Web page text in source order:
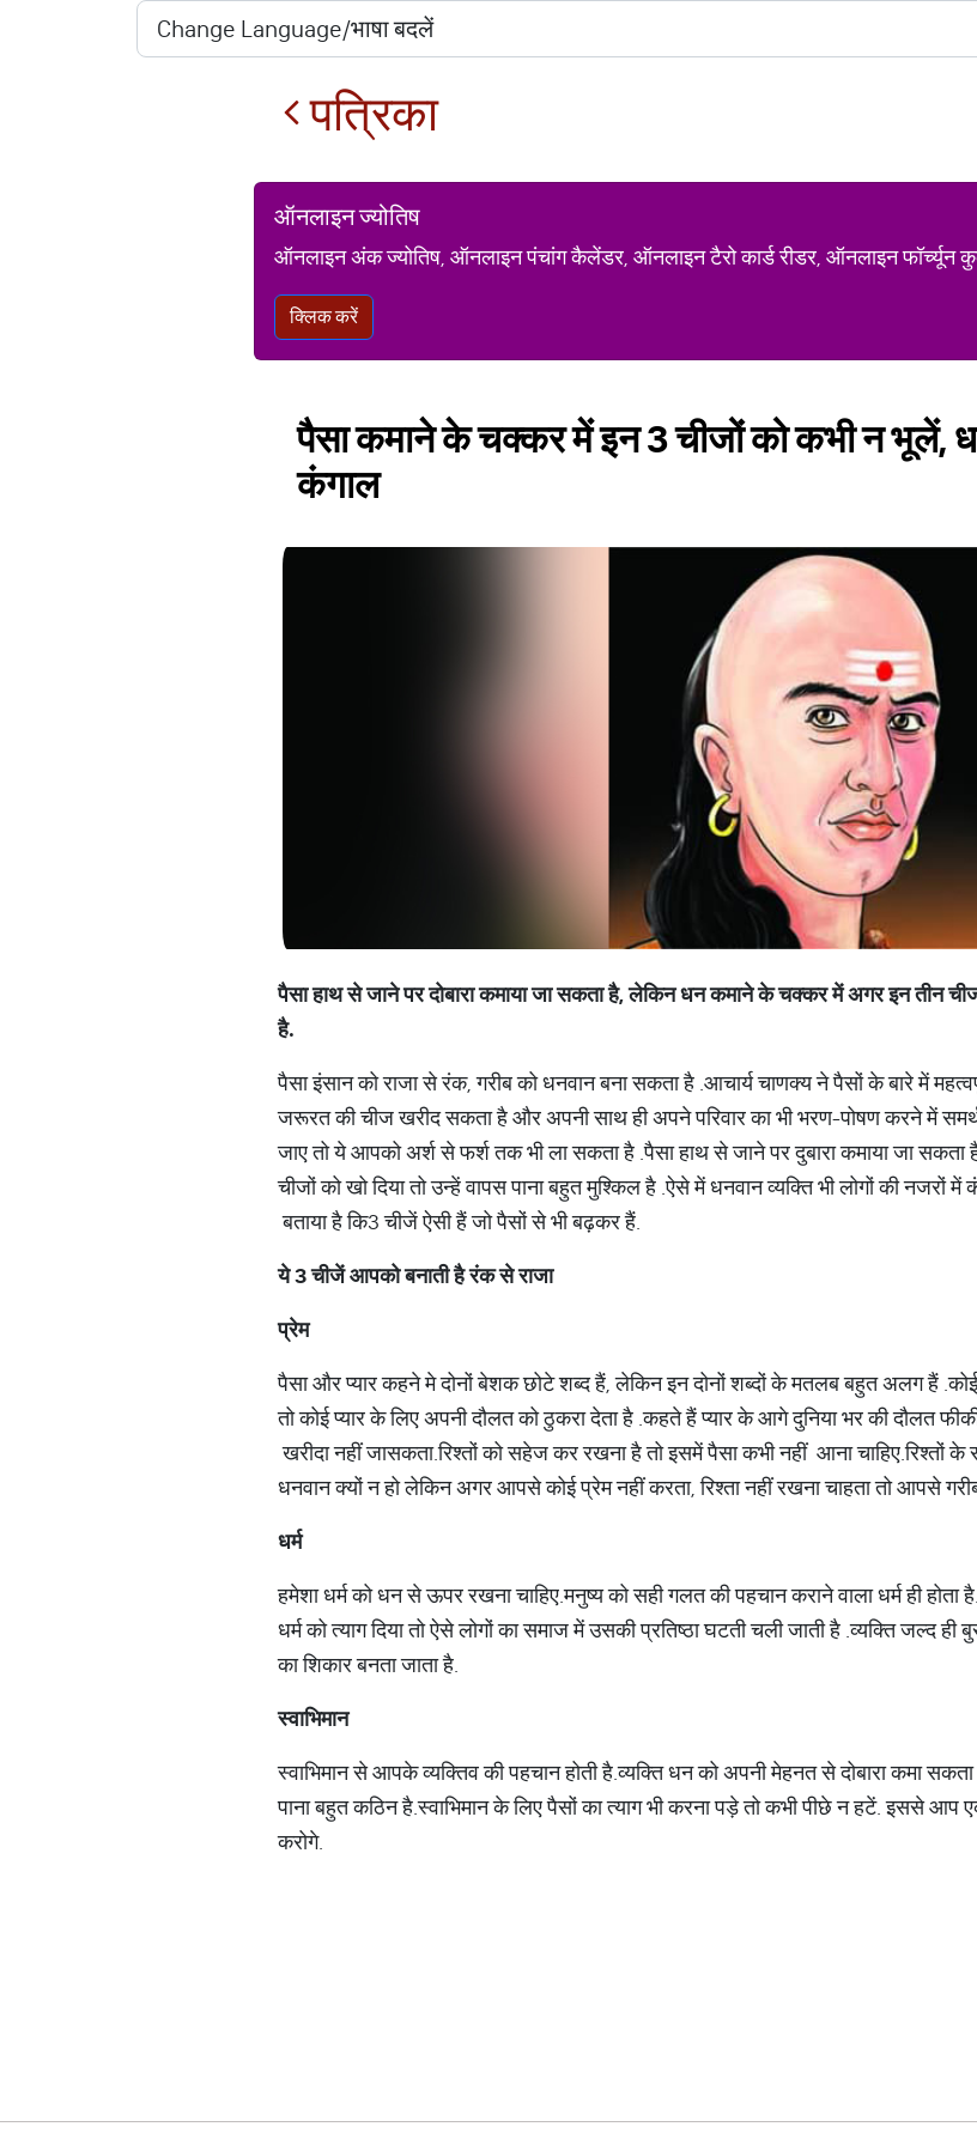
पत्रिका
ऑनलाइन ज्योतिष
ऑनलाइन अंक ज्योतिष, ऑनलाइन पंचांग कैलेंडर, ऑनलाइन टैरो कार्ड रीडर, ऑनलाइन फॉर्च्यून
क्लिक करें
पैसा कमाने के चक्कर में इन 3 चीजों को कभी न भूलें,
कंगाल
पैसा हाथ से जाने पर दोबारा कमाया जा सकता है,लेकिन धन कमाने के चक्कर में अगर इन तीन
है.
पैसा इंसान को राजा से रंक, गरीब को धनवान बना सकता है .आचार्य चाणक्य ने पैसों के बारे में
जरूरत की चीज खरीद सकता है और अपनीसाथ ही अपने परिवार का भी भरण-पोषण करने में
जाए तो ये आपको अर्श से फर्श तक भी ला सकता है .पैसा हाथ से जाने पर दुबारा कमाया जा सकता
चीजों को खो दिया तो उन्हें वापस पाना बहुत मुश्किल है .ऐसे में धनवान व्यक्ति भी लोगों की नजरों में
बताया है कि3 चीजें ऐसी हैं जो पैसों से भी बढ़कर हैं.
ये3चीजें आपको बनाती है रंक से राजा
प्रेम
पैसा और प्यार कहने मे दोनों बेशक छोटे शब्द हैं, लेकिन इन दोनों शब्दों के मतलब बहुत अलग हैं .
तो कोई प्यार के लिए अपनी दौलत को ठुकरा देता है .कहते हैं प्यार के आगे दुनिया भर की दौलत
खरीदा नहीं जासकता.रिश्तों को सहेज कर रखना है तो इसमें पैसा कभी नहींआना चाहिए.रिश्तों के
धनवान क्यों न हो लेकिन अगर आपसे कोई प्रेम नहीं करता, रिश्ता नहीं रखना चाहता तो आपसे
धर्म
हमेशा धर्म को धन से ऊपर रखना चाहिए.मनुष्य को सही गलत की पहचान कराने वाला धर्म ही होता है
धर्म को त्याग दिया तो ऐसे लोगों का समाज में उसकी प्रतिष्ठा घटती चली जाती है .व्यक्ति जल्द ही
का शिकार बनता जाता है.
स्वाभिमान
स्वाभिमान से आपके व्यक्तिव की पहचान होती है.व्यक्ति धन को अपनी मेहनत से दोबारा कमा
पाना बहुत कठिन है.स्वाभिमान के लिए पैसों का त्याग भी करना पड़े तो कभी पीछे न हटें. इससे आप
करोगे.